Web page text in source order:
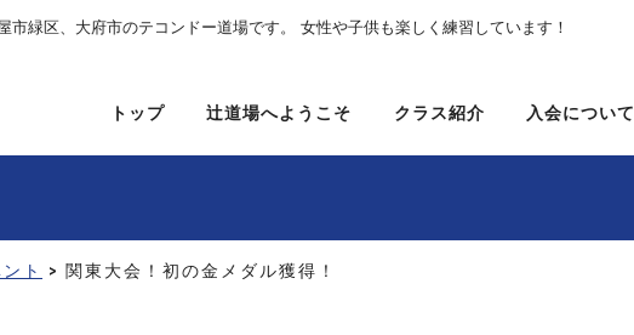
緑区、大府市のテコンドー道場です。 女性や子供も楽しく練習しています！
トップ 辻道場へようこそ クラス紹介 入会について
ト > 関東大会！初の金メダル獲得！